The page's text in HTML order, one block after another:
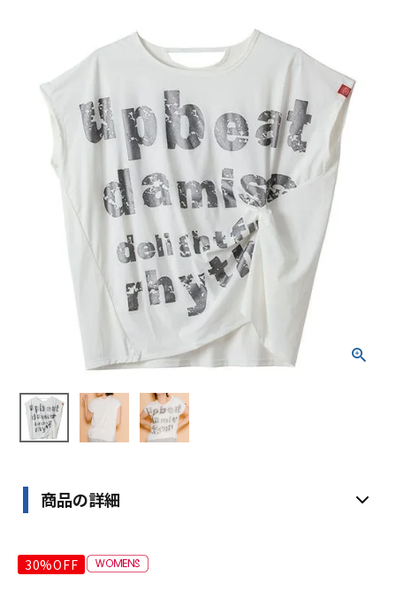
アイテムから選ぶ
ブランドから選ぶ
SALE品はこちら
INFORMATIOM
お問い合わせ
メルマガ登録
特定商取引法
プライバシーポリシー
商品の詳細
30%OFF